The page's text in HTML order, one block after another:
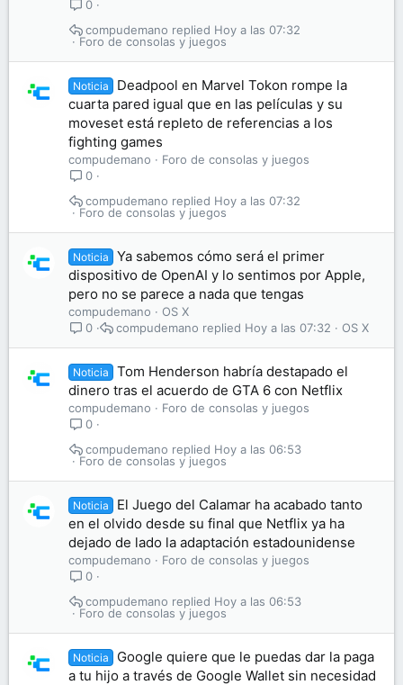
0
Foro de consolas y juegos
Hoy a las 07:32
compudemano
Noticia
Deadpool en Marvel Tokon rompe la
cuarta pared igual que en las películas y su
moveset está repleto de referencias a los
fighting games
compudemano
Foro de consolas y juegos
0
Foro de consolas y juegos
Hoy a las 07:32
compudemano
Noticia
Ya sabemos cómo será el primer
dispositivo de OpenAI y lo sentimos por Apple,
pero no se parece a nada que tengas
compudemano
OS X
0
OS X
Hoy a las 07:32
compudemano
Noticia
Tom Henderson habría destapado el
dinero tras el acuerdo de GTA 6 con Netflix
compudemano
Foro de consolas y juegos
0
Foro de consolas y juegos
Hoy a las 06:53
compudemano
Noticia
El Juego del Calamar ha acabado tanto
en el olvido desde su final que Netflix ya ha
dejado de lado la adaptación estadounidense
compudemano
Foro de consolas y juegos
0
Foro de consolas y juegos
Hoy a las 06:53
compudemano
Noticia
Google quiere que le puedas dar la paga
a tu hijo a través de Google Wallet sin necesidad